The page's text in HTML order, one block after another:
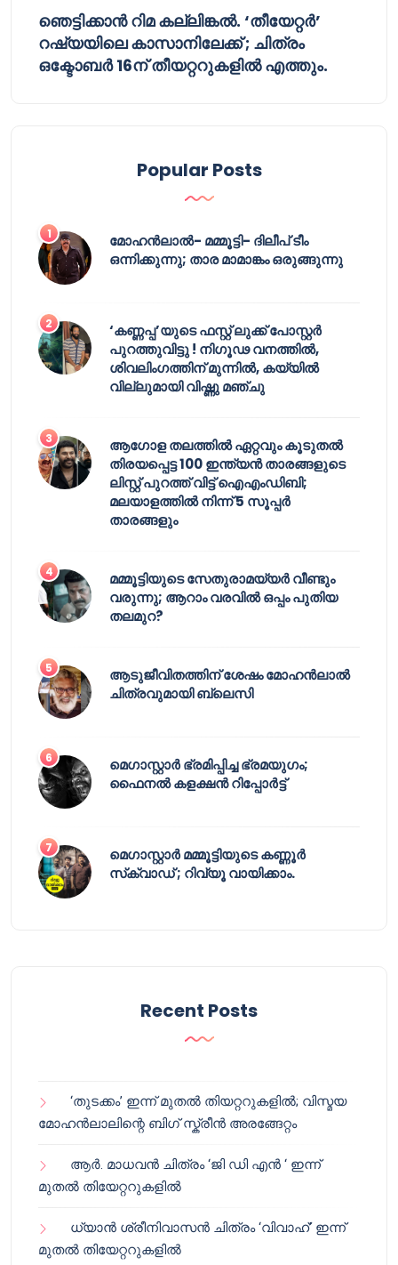
ഞെട്ടിക്കാൻ റിമ കല്ലിങ്കൽ. ‘തീയേറ്റർ’
റഷ്യയിലെ കാസാനിലേക്ക് ; ചിത്രം
ഒക്ടോബർ 16ന് തീയറ്ററുകളിൽ എത്തും.
Popular Posts
മോഹൻലാൽ- മമ്മൂട്ടി- ദിലീപ് ടീം
ഒന്നിക്കുന്നു; താര മാമാങ്കം ഒരുങ്ങുന്നു
‘കണ്ണപ്പ’യുടെ ഫസ്റ്റ് ലുക്ക് പോസ്റ്റർ
പുറത്തുവിട്ടു ! നിഗൂഢ വനത്തിൽ,
ശിവലിംഗത്തിന് മുന്നിൽ, കയ്യിൽ
വില്ലുമായി വിഷ്ണു മഞ്ചു
ആഗോള തലത്തിൽ ഏറ്റവും കൂടുതൽ
തിരയപ്പെട്ട 100 ഇന്ത്യൻ താരങ്ങളുടെ
ലിസ്റ്റ് പുറത്ത് വിട്ട് ഐഎംഡിബി;
മലയാളത്തിൽ നിന്ന് 5 സൂപ്പർ
താരങ്ങളും
മമ്മൂട്ടിയുടെ സേതുരാമയ്യർ വീണ്ടും
വരുന്നു; ആറാം വരവിൽ ഒപ്പം പുതിയ
തലമുറ?
ആടുജീവിതത്തിന് ശേഷം മോഹൻലാൽ
ചിത്രവുമായി ബ്ലെസി
മെഗാസ്റ്റാർ ഭ്രമിപ്പിച്ച ഭ്രമയുഗം;
ഫൈനൽ കളക്ഷൻ റിപ്പോർട്ട്
മെഗാസ്റ്റാർ മമ്മൂട്ടിയുടെ കണ്ണൂർ
സ്‌ക്വാഡ് ; റിവ്യൂ വായിക്കാം.
Recent Posts
‘തുടക്കം’ ഇന്ന് മുതൽ തിയറ്ററുകളിൽ; വിസ്മയ
മോഹൻലാലിന്റെ ബിഗ് സ്ക്രീൻ അരങ്ങേറ്റം
ആർ. മാധവൻ ചിത്രം ‘ജി ഡി എൻ ‘ ഇന്ന്
മുതൽ തിയേറ്ററുകളിൽ
ധ്യാൻ ശ്രീനിവാസൻ ചിത്രം ‘വിവാഹ്’ ഇന്ന്
മുതൽ തിയേറ്ററുകളിൽ